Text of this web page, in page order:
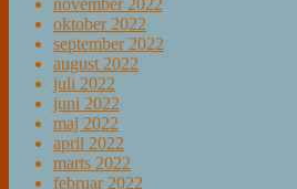
oktober 2022
september 2022
august 2022
juli 2022
juni 2022
maj 2022
april 2022
marts 2022
februar 2022